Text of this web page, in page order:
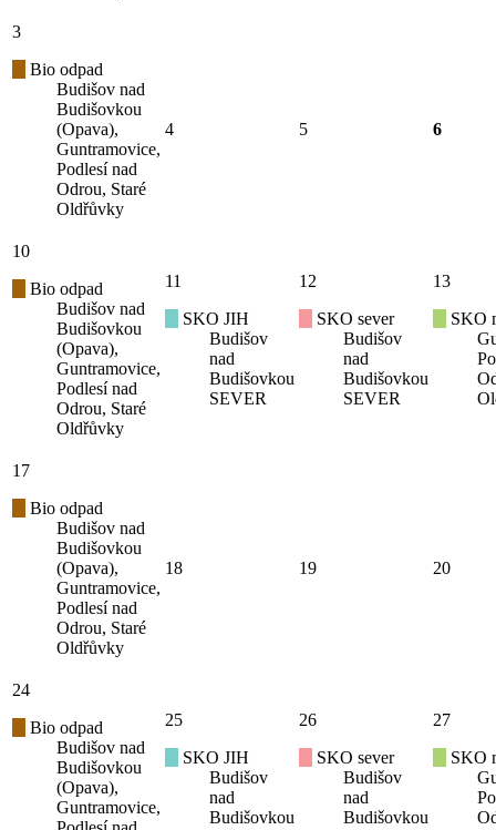
3
Bio odpad
Budišov nad
Budišovkou
(Opava),
Guntramovice,
Podlesí nad
Odrou, Staré
Oldřůvky
4 5 6
10
Bio odpad
Budišov nad
Budišovkou
(Opava),
Guntramovice,
Podlesí nad
Odrou, Staré
Oldřůvky
11
SKO JIH
Budišov
nad
Budišovkou
SEVER
12
SKO sever
Budišov
nad
Budišovkou
SEVER
13
SKO
17
Bio odpad
Budišov nad
Budišovkou
(Opava),
Guntramovice,
Podlesí nad
Odrou, Staré
Oldřůvky
18 19 20
24
Bio odpad
Budišov nad
Budišovkou
(Opava),
Guntramovice,
25
SKO JIH
Budišov
nad
Budišovkou
26
SKO sever
Budišov
nad
Budišovkou
27
SKO